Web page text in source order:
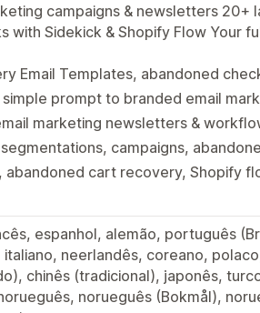
campaigns & newsletters 20+
Sidekick & Shopify Flow Your
Email Templates, abandoned
prompt to branded email
marketing newsletters &
campaigns,
abandoned cart recovery, Shopify
espanhol, alemão, português
italiano, neerlandês, coreano,
chinês (tradicional), japonês,
norueguês (Bokmål),